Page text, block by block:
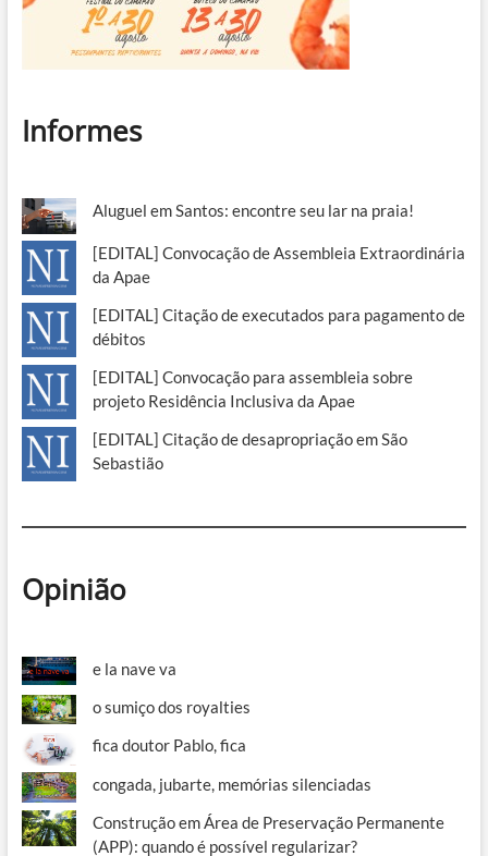
Informes
Aluguel em Santos: encontre seu lar na praia!
[EDITAL] Convocação de Assembleia Extraordinária
da Apae
[EDITAL] Citação de executados para pagamento de
débitos
[EDITAL] Convocação para assembleia sobre
projeto Residência Inclusiva da Apae
[EDITAL] Citação de desapropriação em São
Sebastião
Opinião
e la nave va
o sumiço dos royalties
fica doutor Pablo, fica
congada, jubarte, memórias silenciadas
Construção em Área de Preservação Permanente
(APP): quando é possível regularizar?